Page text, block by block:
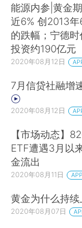
能源内参|黄金
近6% 创2013
的跌幅；宁德
投资约190亿元
2020年08月12日
7月信贷社融增
2020年08月12日
【市场动态】
ETF遭遇3月以
金流出
2020年08月11日
黄金为什么持
2020年08月07日